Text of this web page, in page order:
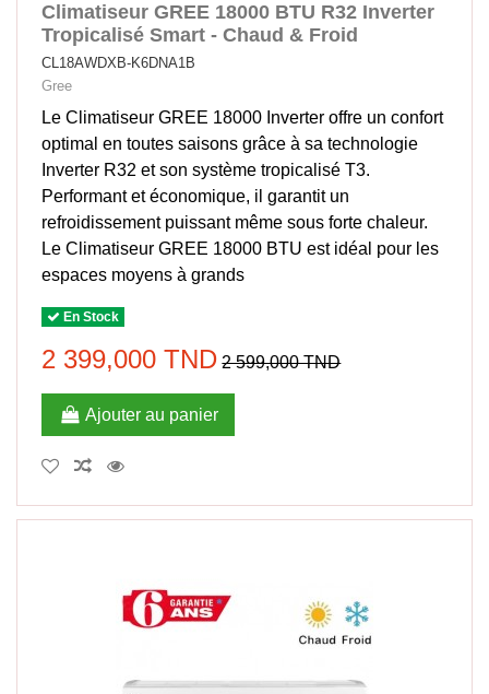
Climatiseur GREE 18000 BTU R32 Inverter
Tropicalisé Smart - Chaud & Froid
CL18AWDXB-K6DNA1B
Gree
Le Climatiseur GREE 18000 Inverter offre un confort
optimal en toutes saisons grâce à sa technologie
Inverter R32 et son système tropicalisé T3.
Performant et économique, il garantit un
refroidissement puissant même sous forte chaleur.
Le Climatiseur GREE 18000 BTU est idéal pour les
espaces moyens à grands
En Stock
2 399,000 TND 2 599,000 TND
Ajouter au panier